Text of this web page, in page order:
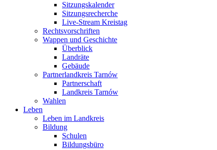
Sitzungskalender
Sitzungsrecherche
Live-Stream Kreistag
Rechtsvorschriften
Wappen und Geschichte
Überblick
Landräte
Gebäude
Partnerlandkreis Tarnów
Partnerschaft
Landkreis Tarnów
Wahlen
Leben
Leben im Landkreis
Bildung
Schulen
Bildungsbüro